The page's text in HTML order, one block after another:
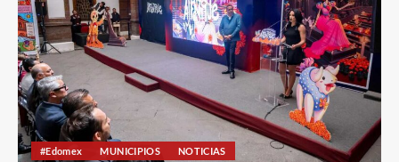
#Edomex MUNICIPIOS NOTICIAS